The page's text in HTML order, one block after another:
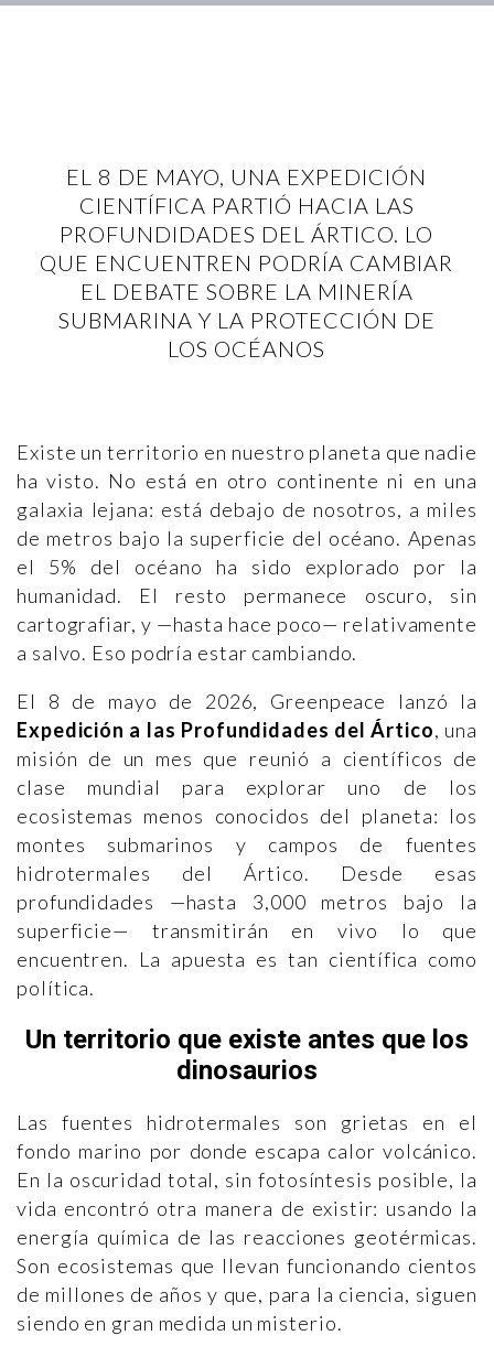
EL 8 DE MAYO, UNA EXPEDICIÓN
CIENTÍFICA PARTIÓ HACIA LAS
PROFUNDIDADES DEL ÁRTICO. LO
QUE ENCUENTREN PODRÍA CAMBIAR
EL DEBATE SOBRE LA MINERÍA
SUBMARINA Y LA PROTECCIÓN DE
LOS OCÉANOS
Existe un territorio en nuestro planeta que nadie
ha visto. No está en otro continente ni en una
galaxia lejana: está debajo de nosotros, a miles
de metros bajo la superficie del océano. Apenas
el 5% del océano ha sido explorado por la
humanidad. El resto permanece oscuro, sin
cartografiar, y —hasta hace poco— relativamente
a salvo. Eso podría estar cambiando.
El 8 de mayo de 2026, Greenpeace lanzó la
Expedición a las Profundidades del Ártico, una
misión de un mes que reunió a científicos de
clase mundial para explorar uno de los
ecosistemas menos conocidos del planeta: los
montes submarinos y campos de fuentes
hidrotermales del Ártico. Desde esas
profundidades —hasta 3,000 metros bajo la
superficie— transmitirán en vivo lo que
encuentren. La apuesta es tan científica como
política.
Un territorio que existe antes que los
dinosaurios
Las fuentes hidrotermales son grietas en el
fondo marino por donde escapa calor volcánico.
En la oscuridad total, sin fotosíntesis posible, la
vida encontró otra manera de existir: usando la
energía química de las reacciones geotérmicas.
Son ecosistemas que llevan funcionando cientos
de millones de años y que, para la ciencia, siguen
siendo en gran medida un misterio.